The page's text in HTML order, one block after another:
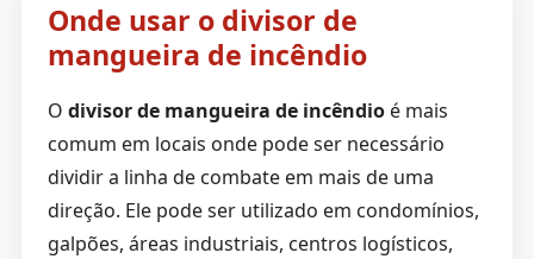
Onde usar o divisor de
mangueira de incêndio
O divisor de mangueira de incêndioé mais
comum em locais onde pode ser necessário
dividir a linha de combate em mais de uma
direção. Ele pode ser utilizado em condomínios,
galpões, áreas industriais, centros logísticos,